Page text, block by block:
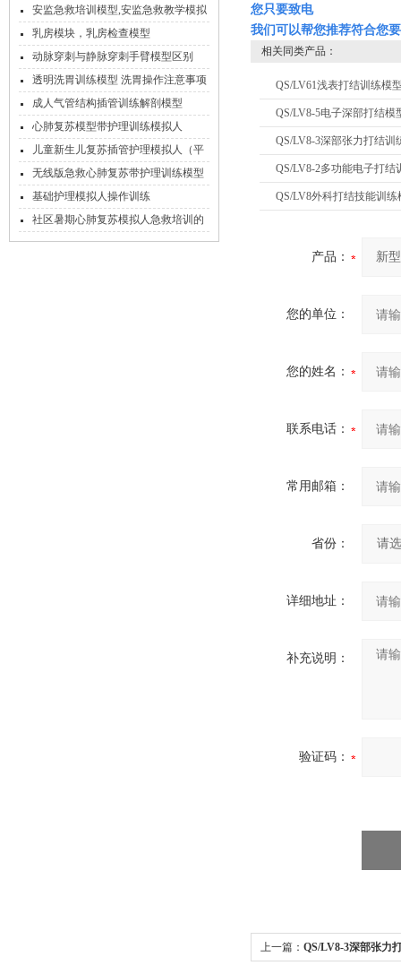
您只要致电
我们可以帮您推荐符合您
相关同类产品：
QS/LV61浅表打结训练模
QS/LV8-5电子深部打结模
QS/LV8-3深部张力打结训
QS/LV8-2多功能电子打结
QS/LV8外科打结技能训练
产品：
您的单位：
您的姓名：
联系电话：
常用邮箱：
省份：
详细地址：
补充说明：
验证码：
上一篇： QS/LV8-3深部张力
安监急救培训模型,安监急救教学模拟
人
乳房模块，乳房检查模型
动脉穿刺与静脉穿刺手臂模型区别
透明洗胃训练模型 洗胃操作注意事项
成人气管结构插管训练解剖模型
心肺复苏模型带护理训练模拟人
儿童新生儿复苏插管护理模拟人（平
板电脑控制）
无线版急救心肺复苏带护理训练模型
人
基础护理模拟人操作训练
社区暑期心肺复苏模拟人急救培训的
意义